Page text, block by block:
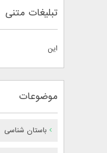
تبلیغات متنی
این
موضوعات
باستان شناسی